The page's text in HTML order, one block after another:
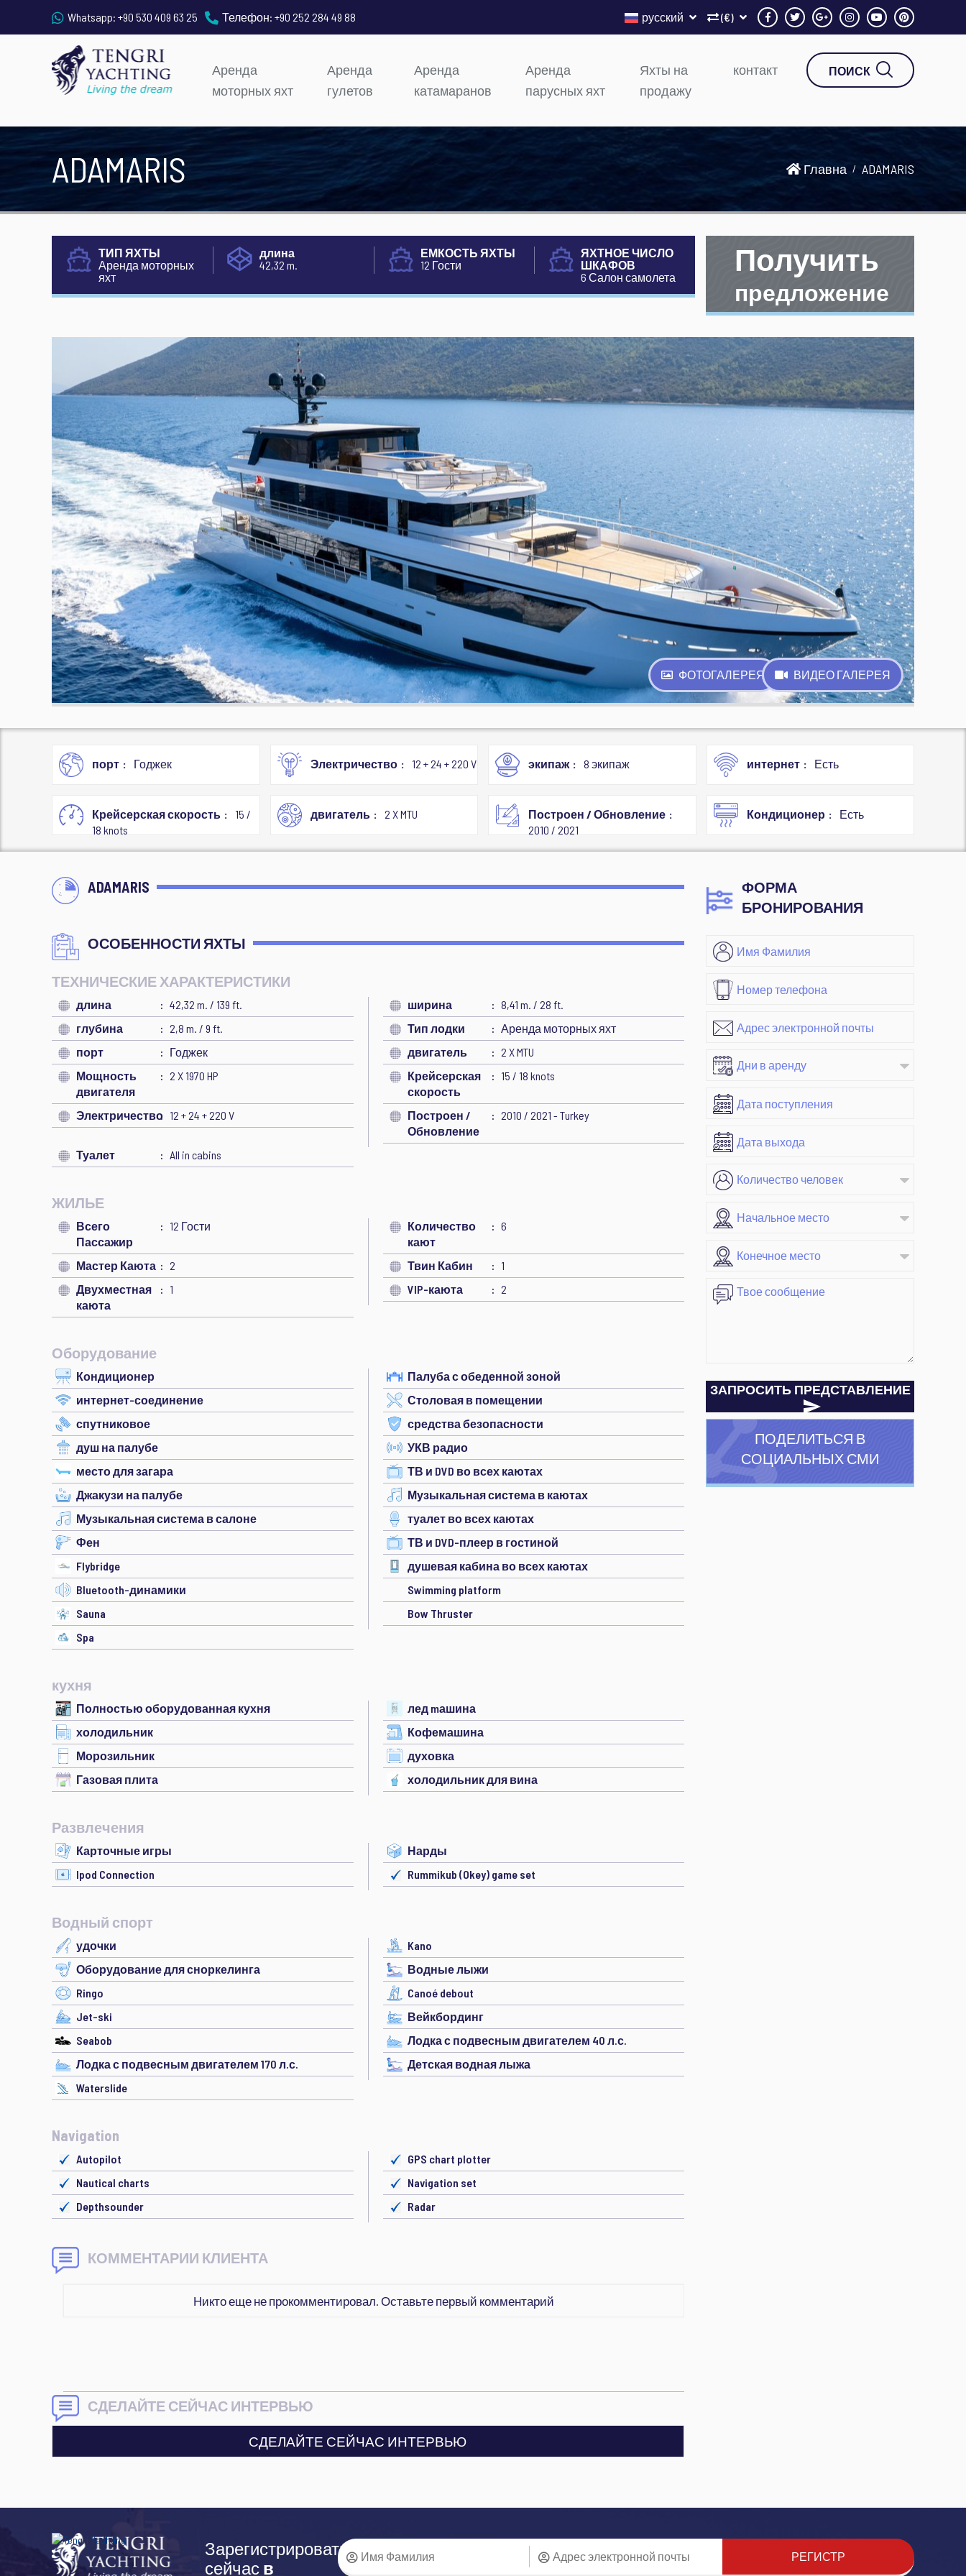
Whatsapp: +90 530 409 63 25 Телефон: +90 252 284 49 88 (€)
русский
Аренда
моторных яхт
Аренда
гулетов
Аренда
катамаранов
Аренда
парусных яхт
Яхты на
продажу
контакт ПОИСК
ADAMARIS Главна ADAMARIS
ТИП ЯХТЫ
Аренда моторных
яхт
длина
42,32 m.
ЕМКОСТЬ ЯХТЫ
12 Гости
ЯХТНОЕ ЧИСЛО
ШКАФОВ
6 Салон самолета
Получить
предложение
ФОТОГАЛЕРЕЯ ВИДЕО ГАЛЕРЕЯ
порт Годжек Электричество 12 + 24 + 220 V экипаж 8 экипаж интернет Есть
Крейсерская скорость
15 /
18 knots
двигатель 2 X MTU
Построен / Обновление
2010 / 2021
Кондиционер Есть
ADAMARIS
ОСОБЕННОСТИ ЯХТЫ
ТЕХНИЧЕСКИЕ ХАРАКТЕРИСТИКИ
длина 42,32 m. / 139 ft. ширина
8,41 m. / 28 ft.
глубина
2,8 m. / 9 ft. Тип лодки
Аренда моторных яхт
порт
Годжек двигатель
2 X MTU
Мощность
двигателя
2 X 1970 HP
Крейсерская
скорость
15 / 18 knots
Электричество 12 + 24 + 220 V
Построен /
Обновление
2010 / 2021 - Turkey
Туалет All in cabins
ЖИЛЬЕ
Всего
Пассажир
12 Гости
Количество
кают
6
Мастер Каюта 2 Твин Кабин
1
Двухместная
каюта
1 VIP-каюта 2
Оборудование
Кондиционер
Палуба с обеденной зоной
интернет-соединение
Столовая в помещении
спутниковое
средства безопасности
душ на палубе
УКВ радио
место для загара
ТВ и DVD во всех каютах
Джакузи на палубе
Музыкальная система в каютах
Музыкальная система в салоне
туалет во всех каютах
Фен
ТВ и DVD-плеер в гостиной
Flybridge
душевая кабина во всех каютах
Bluetooth-динамики
Swimming platform
Sauna
Bow Thruster
Spa
кухня
Полностью оборудованная кухня
лед mашина
холодильник
Кофемашина
Морозильник
духовка
Газовая плита
холодильник для вина
Развлечения
Карточные игры
Нарды
Ipod Connection
Rummikub (Okey) game set
Водный спорт
удочки
Kano
Оборудование для сноркелинга
Водные лыжи
Ringo
Canoé debout
Jet-ski
Вейкбординг
Seabob
Лодка с подвесным двигателем 40 л.с.
Лодка с подвесным двигателем 170 л.с.
Детская водная лыжа
Waterslide
Navigation
Autopilot
GPS chart plotter
Nautical charts
Navigation set
Depthsounder
Radar
КОММЕНТАРИИ КЛИЕНТА
Никто еще не прокомментировал. Оставьте первый комментарий
СДЕЛАЙТЕ СЕЙЧАС ИНТЕРВЬЮ
СДЕЛАЙТЕ СЕЙЧАС ИНТЕРВЬЮ
ФОРМА
БРОНИРОВАНИЯ
ЗАПРОСИТЬ ПРЕДСТАВЛЕНИЕ
ПОДЕЛИТЬСЯ В
СОЦИАЛЬНЫХ СМИ
Зарегистрироваться
сейчас в
РЕГИСТР